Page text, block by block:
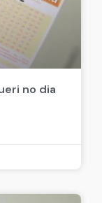
EVENTOS
no dia